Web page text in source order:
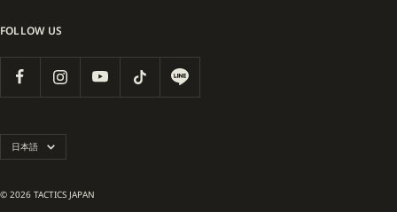
FOLLOW US
語
日本語
© 2026 TACTICS JAPAN